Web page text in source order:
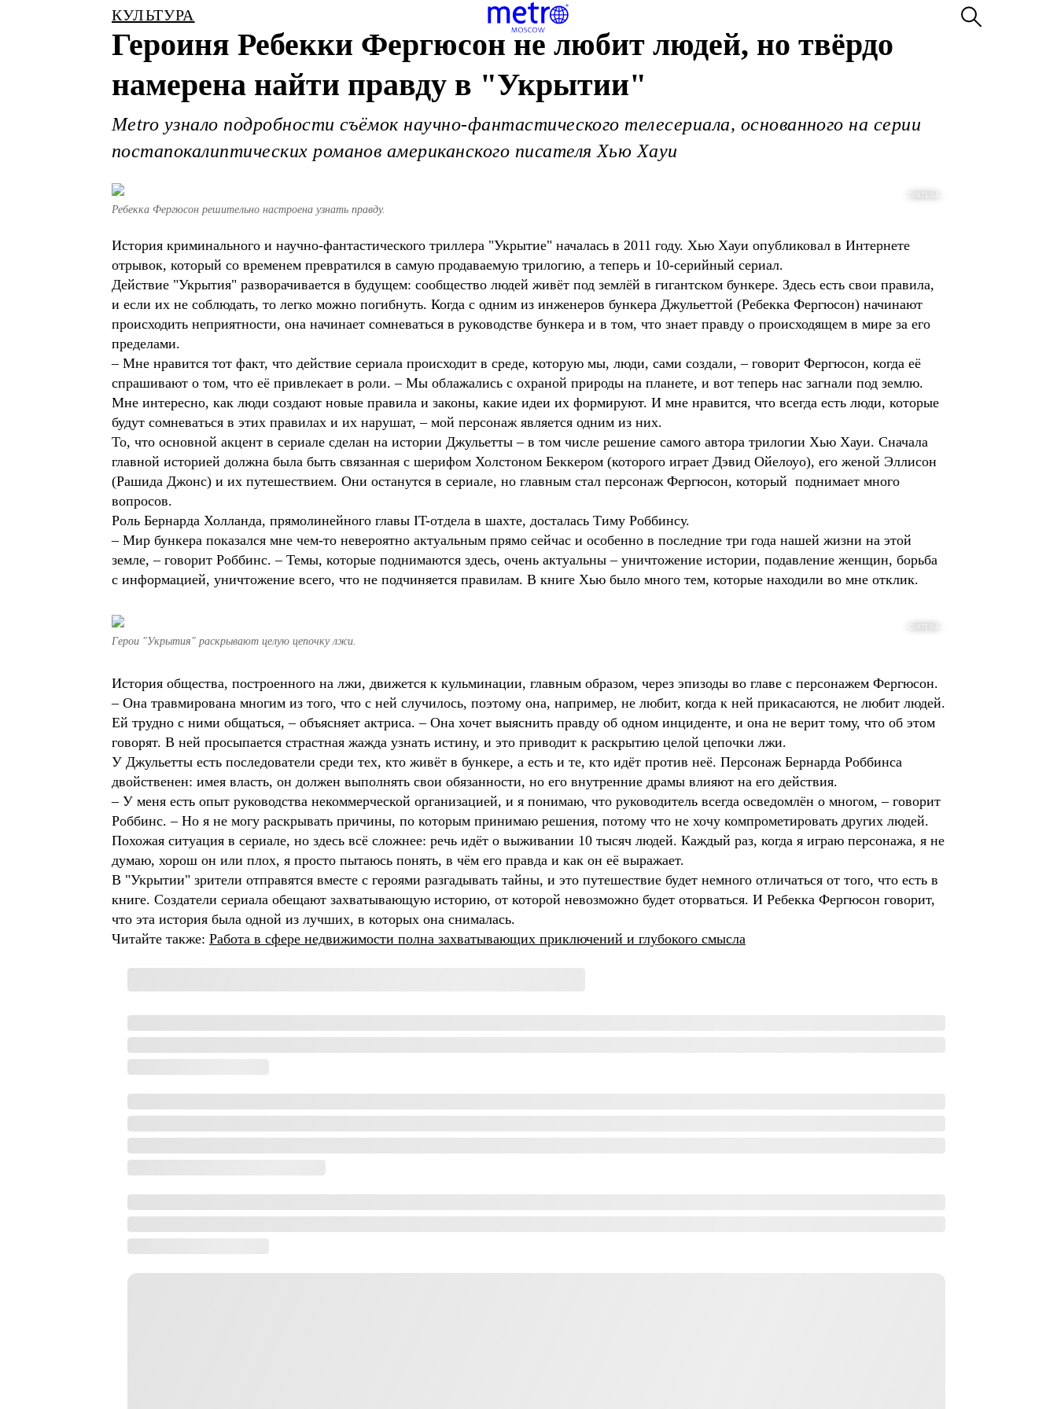
КУЛЬТУРА
Героиня Ребекки Фергюсон не любит людей, но твёрдо
намерена найти правду в "Укрытии"
Metro узнало подробности съёмок научно-фантастического телесериала, основанного на серии
постапокалиптических романов американского писателя Хью Хауи
CORTESÍA
Ребекка Фергюсон решительно настроена узнать правду.
История криминального и научно-фантастического триллера "Укрытие" началась в 2011 году. Хью Хауи опубликовал в Интернете
отрывок, который со временем превратился в самую продаваемую трилогию, а теперь и 10-серийный сериал.
Действие "Укрытия" разворачивается в будущем: сообщество людей живёт под землёй в гигантском бункере. Здесь есть свои правила,
и если их не соблюдать, то легко можно погибнуть. Когда с одним из инженеров бункера Джульеттой (Ребекка Фергюсон) начинают
происходить неприятности, она начинает сомневаться в руководстве бункера и в том, что знает правду о происходящем в мире за его
пределами.
– Мне нравится тот факт, что действие сериала происходит в среде, которую мы, люди, сами создали, – говорит Фергюсон, когда её
спрашивают о том, что её привлекает в роли. – Мы облажались с охраной природы на планете, и вот теперь нас загнали под землю.
Мне интересно, как люди создают новые правила и законы, какие идеи их формируют. И мне нравится, что всегда есть люди, которые
будут сомневаться в этих правилах и их нарушат, – мой персонаж является одним из них.
То, что основной акцент в сериале сделан на истории Джульетты – в том числе решение самого автора трилогии Хью Хауи. Сначала
главной историей должна была быть связанная с шерифом Холстоном Беккером (которого играет Дэвид Ойелоуо), его женой Эллисон
(Рашида Джонс) и их путешествием. Они останутся в сериале, но главным стал персонаж Фергюсон, который поднимает много
вопросов.
Роль Бернарда Холланда, прямолинейного главы IT-отдела в шахте, досталась Тиму Роббинсу.
– Мир бункера показался мне чем-то невероятно актуальным прямо сейчас и особенно в последние три года нашей жизни на этой
земле, – говорит Роббинс. – Темы, которые поднимаются здесь, очень актуальны – уничтожение истории, подавление женщин, борьба
с информацией, уничтожение всего, что не подчиняется правилам. В книге Хью было много тем, которые находили во мне отклик.
CORTESÍA
Герои "Укрытия" раскрывают целую цепочку лжи.
История общества, построенного на лжи, движется к кульминации, главным образом, через эпизоды во главе с персонажем Фергюсон.
– Она травмирована многим из того, что с ней случилось, поэтому она, например, не любит, когда к ней прикасаются, не любит людей.
Ей трудно с ними общаться, – объясняет актриса. – Она хочет выяснить правду об одном инциденте, и она не верит тому, что об этом
говорят. В ней просыпается страстная жажда узнать истину, и это приводит к раскрытию целой цепочки лжи.
У Джульетты есть последователи среди тех, кто живёт в бункере, а есть и те, кто идёт против неё. Персонаж Бернарда Роббинса
двойственен: имея власть, он должен выполнять свои обязанности, но его внутренние драмы влияют на его действия.
– У меня есть опыт руководства некоммерческой организацией, и я понимаю, что руководитель всегда осведомлён о многом, – говорит
Роббинс. – Но я не могу раскрывать причины, по которым принимаю решения, потому что не хочу компрометировать других людей.
Похожая ситуация в сериале, но здесь всё сложнее: речь идёт о выживании 10 тысяч людей. Каждый раз, когда я играю персонажа, я не
думаю, хорош он или плох, я просто пытаюсь понять, в чём его правда и как он её выражает.
В "Укрытии" зрители отправятся вместе с героями разгадывать тайны, и это путешествие будет немного отличаться от того, что есть в
книге. Создатели сериала обещают захватывающую историю, от которой невозможно будет оторваться. И Ребекка Фергюсон говорит,
что эта история была одной из лучших, в которых она снималась.
Читайте также: Работа в сфере недвижимости полна захватывающих приключений и глубокого смысла